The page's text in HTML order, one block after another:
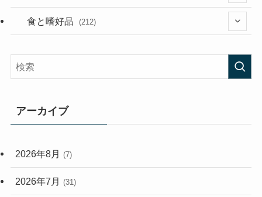
(282)
(33)
(248)
(56)
食と嗜好品 (212)
アーカイブ
2026年8月 (7)
2026年7月 (31)